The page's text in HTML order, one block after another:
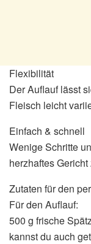
Flexibilität
Der Auflauf lässt
Fleisch leicht
Einfach & schnell
Wenige Schritte
herzhaftes
Zutaten für den
Für den Auflauf:
500 g frische
kannst du auch